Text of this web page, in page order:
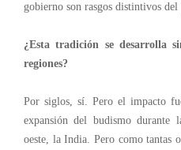
gobierno son rasgos distintivos
¿Esta tradición se desarrolla
regiones?
Por siglos, sí. Pero el impacto
expansión del budismo durante
oeste, la India. Pero como tantas